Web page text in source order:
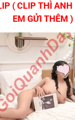
( CLIP THÌ ANH
EM GỬI THÊM )